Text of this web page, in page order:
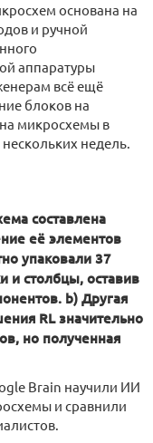
основана на
и ручной
аппаратуры
всё ещё
блоков на
микросхемы в
недель.
составлена
её элементов
упаковали 37
и столбцы, оставив
b) Другая
RL значительно
но полученная
Brain научили ИИ
и сравнили